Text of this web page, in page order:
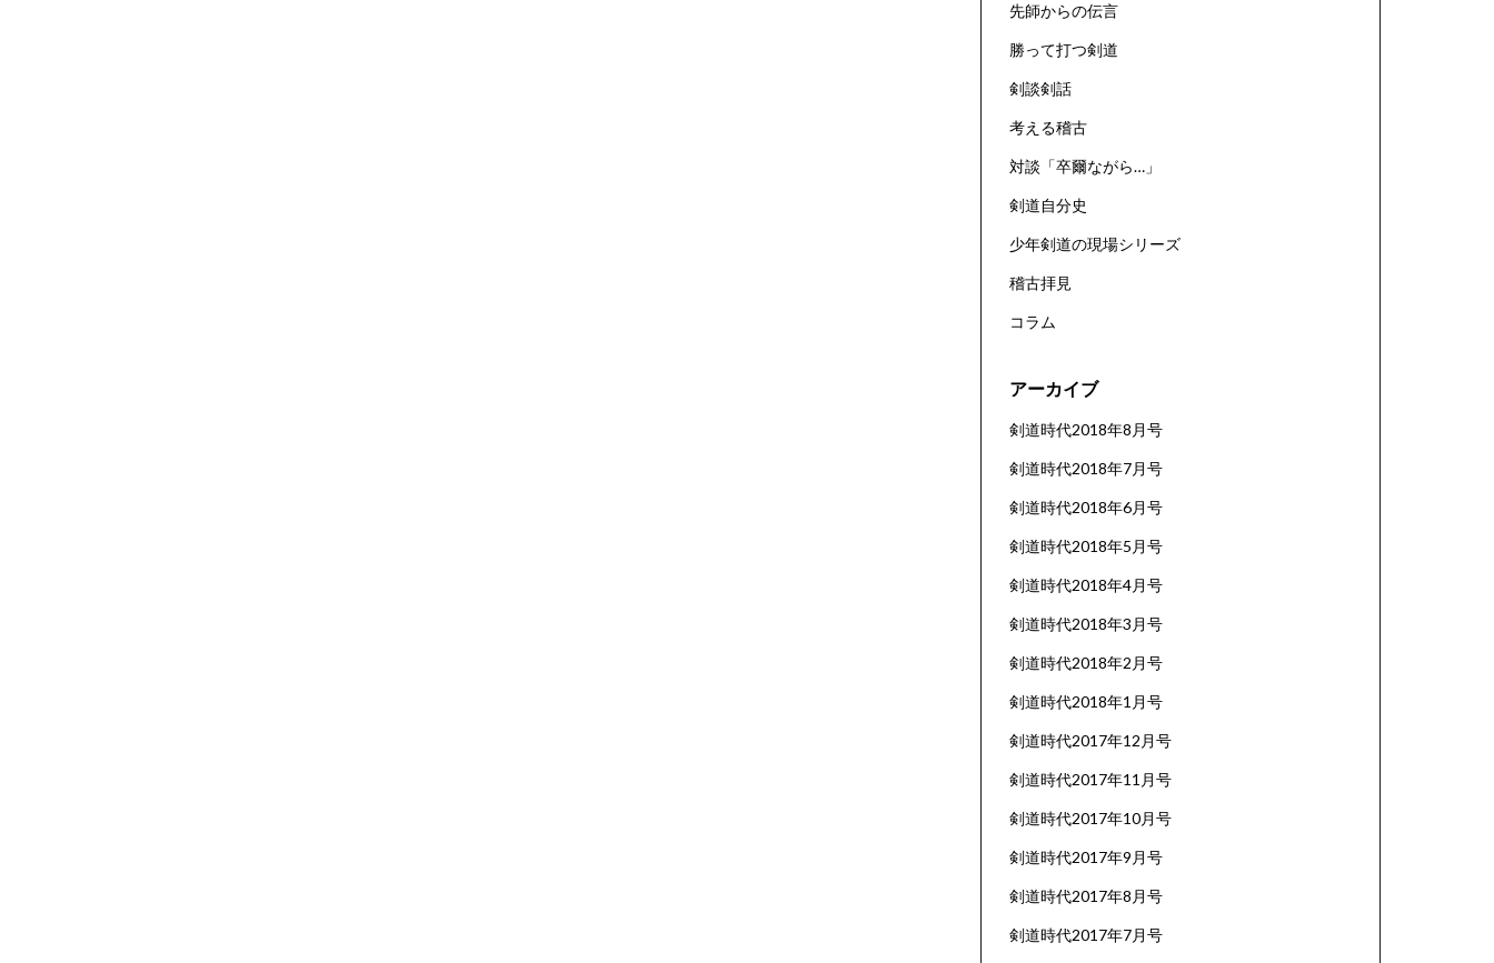
先師からの伝言
勝って打つ剣道
剣談剣話
考える稽古
対談「卒爾ながら…」
剣道自分史
少年剣道の現場シリーズ
稽古拝見
コラム
アーカイブ
剣道時代2018年8月号
剣道時代2018年7月号
剣道時代2018年6月号
剣道時代2018年5月号
剣道時代2018年4月号
剣道時代2018年3月号
剣道時代2018年2月号
剣道時代2018年1月号
剣道時代2017年12月号
剣道時代2017年11月号
剣道時代2017年10月号
剣道時代2017年9月号
剣道時代2017年8月号
剣道時代2017年7月号